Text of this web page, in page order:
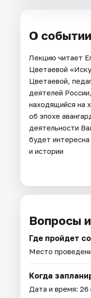
О событии
Лекцию читает
Цветаевой
Цветаевой,
деятелей
находящийся на
об эпохе
деятельности
будет
и истории
Вопросы
Где пройдет
Место
Когда
Дата и время: 26